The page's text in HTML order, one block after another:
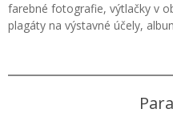
farebné fotografie, výtlačky v
plagáty na výstavné účely,